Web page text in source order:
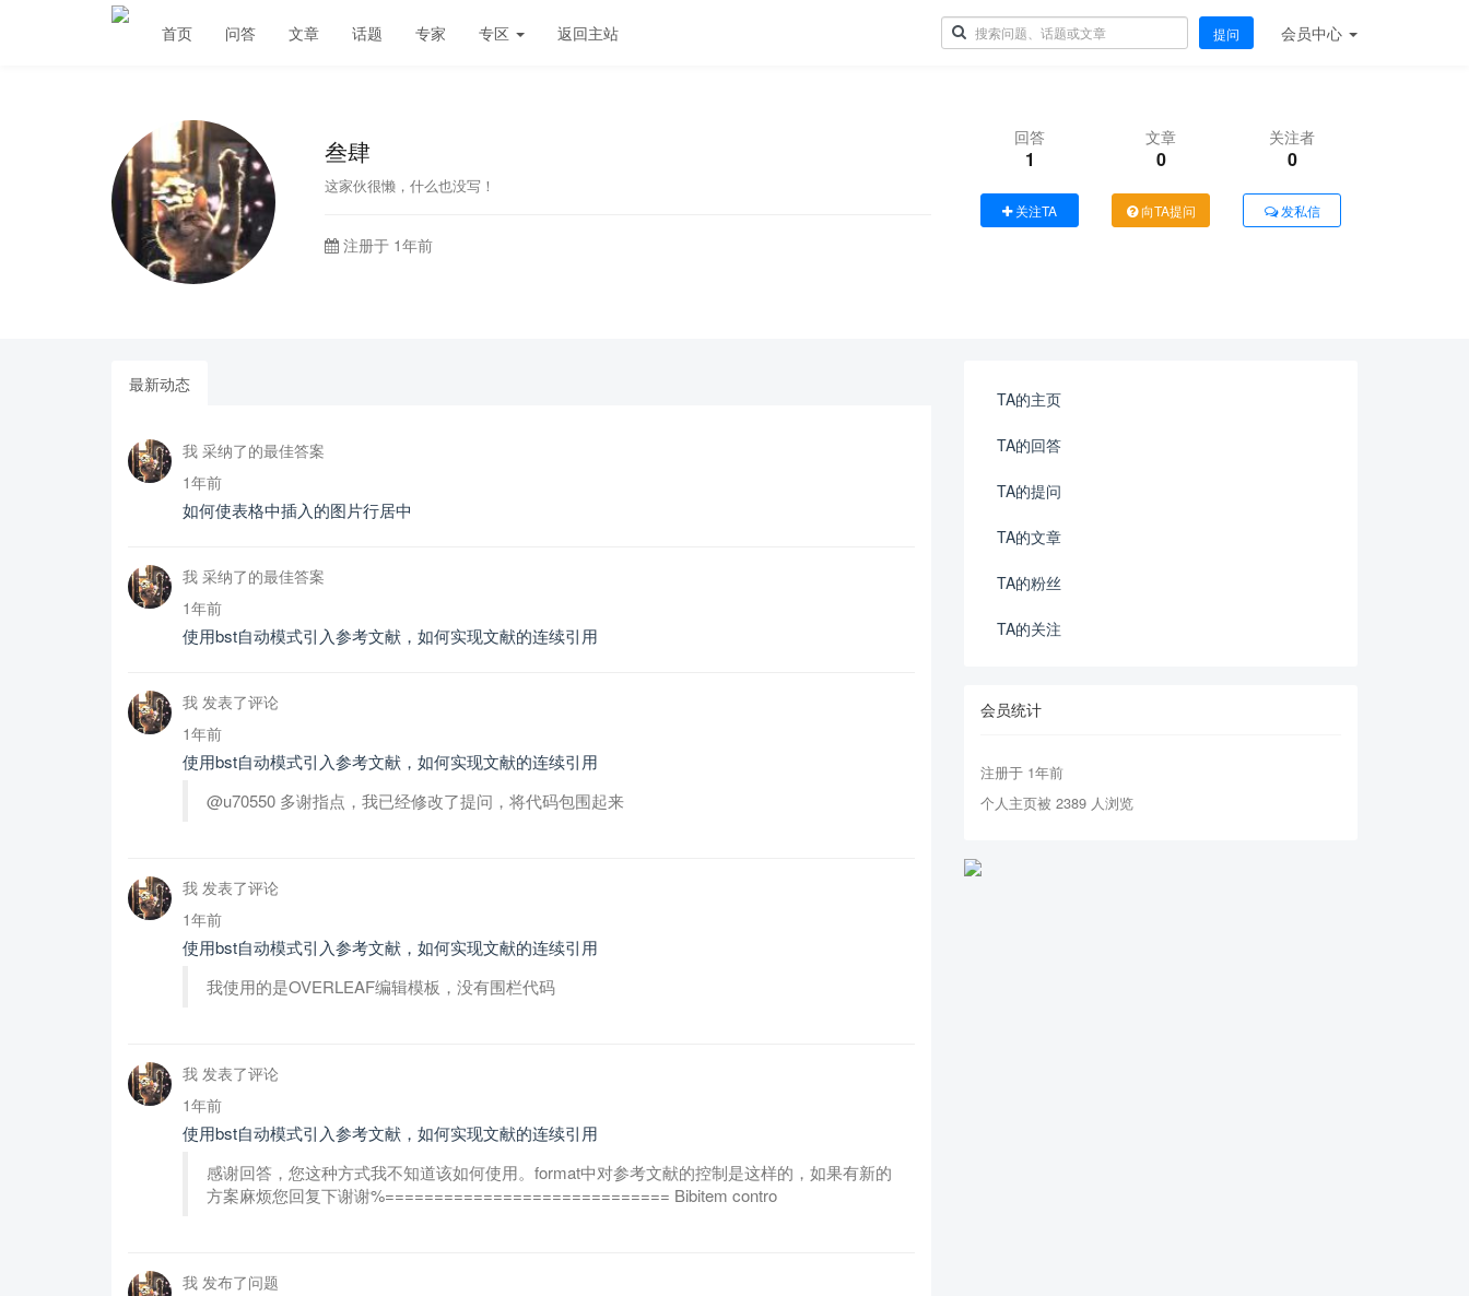
首页 问答 文章 话题 专家 专区 返回主站 提问 会员中心
叁肆
这家伙很懒，什么也没写！
注册于 1年前
回答
1
文章
0
关注者
0
关注TA 向TA提问 发私信
最新动态
我 采纳了的最佳答案
1年前
如何使表格中插入的图片行居中
我 采纳了的最佳答案
1年前
使用bst自动模式引入参考文献，如何实现文献的连续引用
我 发表了评论
1年前
使用bst自动模式引入参考文献，如何实现文献的连续引用
@u70550 多谢指点，我已经修改了提问，将代码包围起来
我 发表了评论
1年前
使用bst自动模式引入参考文献，如何实现文献的连续引用
我使用的是OVERLEAF编辑模板，没有围栏代码
我 发表了评论
1年前
使用bst自动模式引入参考文献，如何实现文献的连续引用
感谢回答，您这种方式我不知道该如何使用。format中对参考文献的控制是这样的，如果有新的
方案麻烦您回复下谢谢%============================= Bibitem contro
我 发布了问题
TA的主页
TA的回答
TA的提问
TA的文章
TA的粉丝
TA的关注
会员统计
注册于 1年前
个人主页被 2389 人浏览